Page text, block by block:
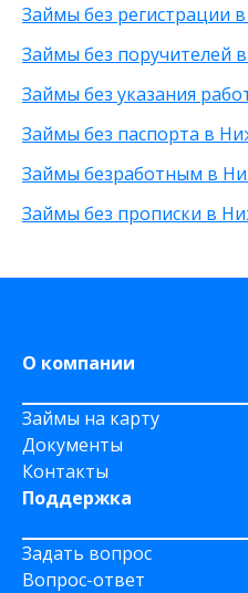
По телефону
На Webmoney
Через Золотую
Через приложение
На карту Моментум
на Яндекс деньги
На Сберкнижку
С высоким
Без посредников
Без посещения
30 000 рублей
500 рублей
20 000 рублей
Займы без регистрации
Займы без поручителей
Займы без указания
Займы без паспорта в
Займы безработным в
Займы без прописки в
О компании
Займы на карту
Документы
Контакты
Поддержка
Задать вопрос
Вопрос-ответ